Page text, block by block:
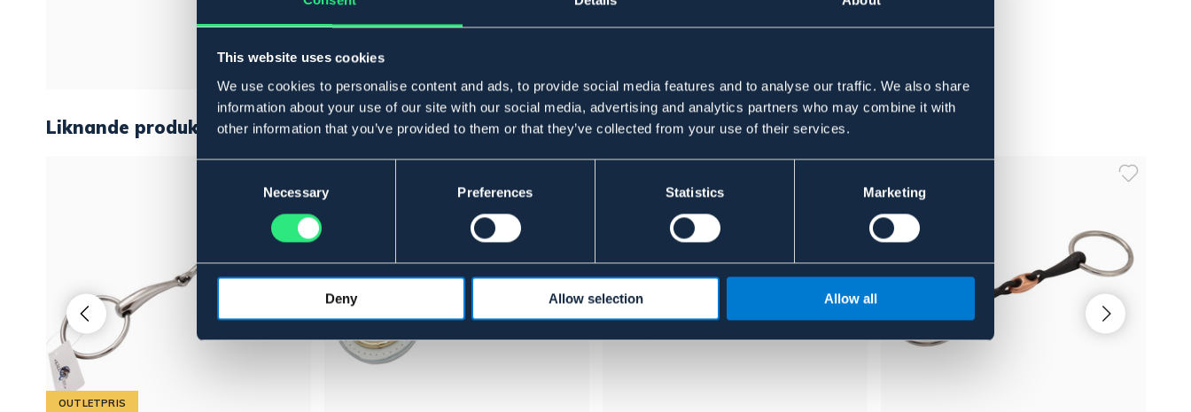
This website uses cookies
We use cookies to personalise content and ads, to provide social media features and to analyse our traffic. We also share
information about your use of our site with our social media, advertising and analytics partners who may combine it with
other information that you’ve provided to them or that they’ve collected from your use of their services.
Necessary Preferences Statistics Marketing
Deny Allow selection Allow all
Liknande produkter
OUTLETPRIS